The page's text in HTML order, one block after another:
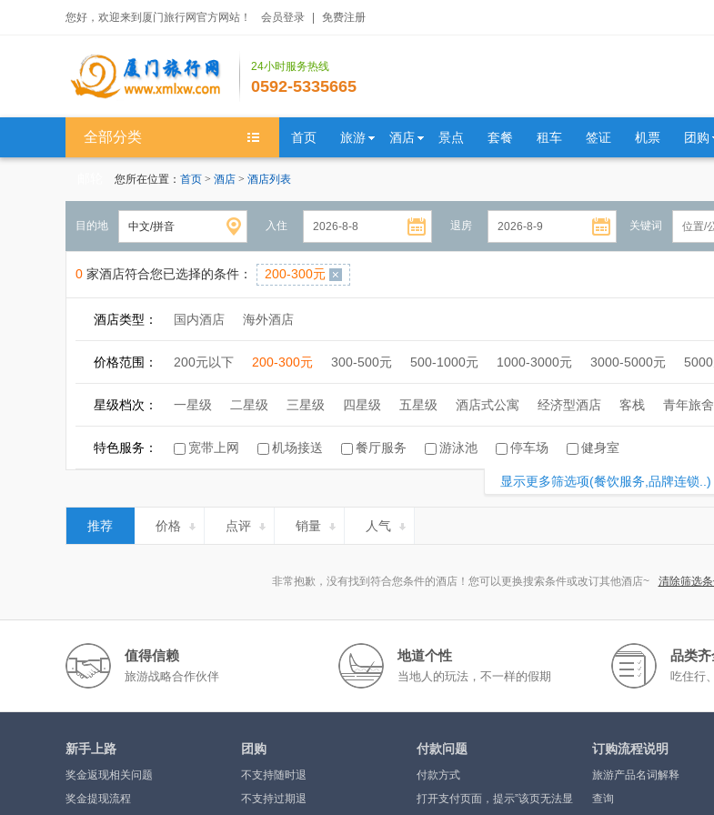
您好，欢迎来到厦门旅行网官方网站！ 会员登录 免费注册
24小时服务热线
0592-5335665
全部分类 首页 旅游 酒店 景点 套餐 租车 签证 机票 团购
您所在位置： 首页 > 酒店 > 酒店列表
目的地 入住 退房 关键词
0 家酒店符合您已选择的条件： 200-300元
酒店类型： 国内酒店 海外酒店
价格范围： 200元以下 200-300元 300-500元 500-1000元 1000-3000元 3000-5000元
星级档次： 一星级 二星级 三星级 四星级 五星级 酒店式公寓 经济型酒店 客栈 青年旅舍
特色服务： 宽带上网 机场接送 餐厅服务 游泳池 停车场 健身室
显示更多筛选项(餐饮服务,品牌连锁..)
推荐 价格 点评 销量 人气
非常抱歉，没有找到符合您条件的酒店！您可以更换搜索条件或改订其他酒店~ 清除筛选
值得信赖
旅游战略合作伙伴
地道个性
当地人的玩法，不一样的假期
品类齐
吃住行
新手上路
奖金返现相关问题
奖金提现流程
团购
不支持随时退
不支持过期退
付款问题
付款方式
打开支付页面，提示”该页无法显
订购流程说明
旅游产品名词解释
查询